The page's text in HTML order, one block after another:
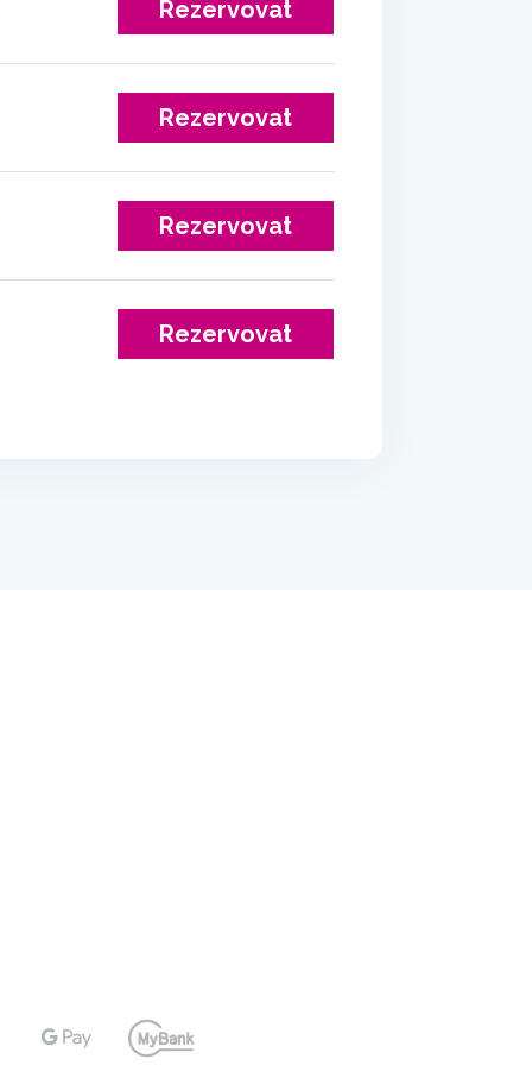
Rezervovat
Rezervovat
Rezervovat
Rezervovat